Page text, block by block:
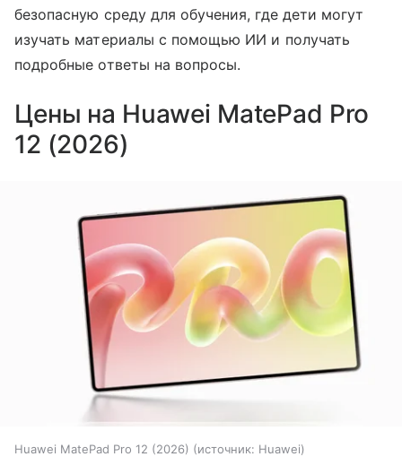
безопасную среду для обучения, где дети могут
изучать материалы с помощью ИИ и получать
подробные ответы на вопросы.
Цены на Huawei MatePad Pro
12 (2026)
Huawei MatePad Pro 12 (2026) источник: Huawei